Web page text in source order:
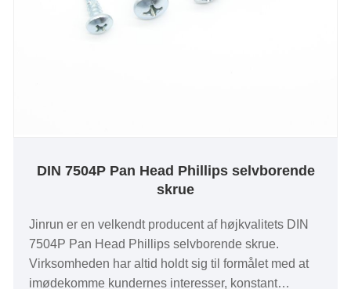
DIN 7504P Pan Head Phillips selvborende
skrue
Jinrun er en velkendt producent af højkvalitets DIN
7504P Pan Head Phillips selvborende skrue.
Virksomheden har altid holdt sig til formålet med at
imødekomme kundernes interesser, konstant